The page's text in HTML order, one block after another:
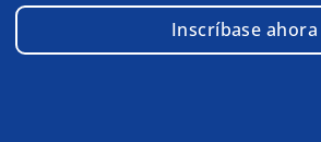
Inscríbase ahora